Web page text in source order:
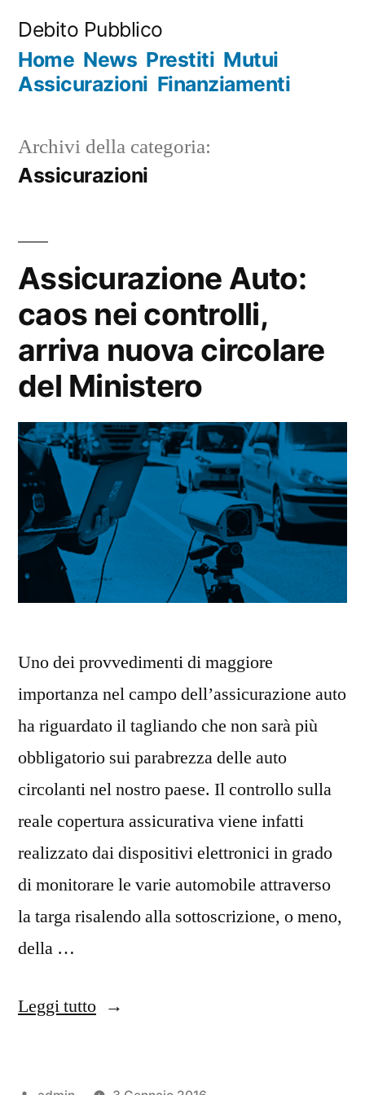
contenuto
Debito Pubblico
Home News Prestiti Mutui
Assicurazioni Finanziamenti
Archivi della categoria:
Assicurazioni
Assicurazione Auto:
caos nei controlli,
arriva nuova circolare
del Ministero
Uno dei provvedimenti di maggiore
importanza nel campo dell’assicurazione auto
ha riguardato il tagliando che non sarà più
obbligatorio sui parabrezza delle auto
circolanti nel nostro paese. Il controllo sulla
reale copertura assicurativa viene infatti
realizzato dai dispositivi elettronici in grado
di monitorare le varie automobile attraverso
la targa risalendo alla sottoscrizione, o meno,
della …
Leggi tutto“Assicurazione